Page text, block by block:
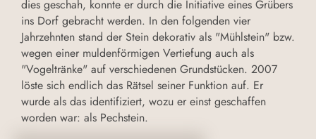
dies geschah, konnte er durch die Initiative eines Grübers
ins Dorf gebracht werden. In den folgenden vier
Jahrzehnten stand der Stein dekorativ als "Mühlstein" bzw.
wegen einer muldenförmigen Vertiefung auch als
"Vogeltränke" auf verschiedenen Grundstücken. 2007
löste sich endlich das Rätsel seiner Funktion auf. Er
wurde als das identifiziert, wozu er einst geschaffen
worden war: als Pechstein.